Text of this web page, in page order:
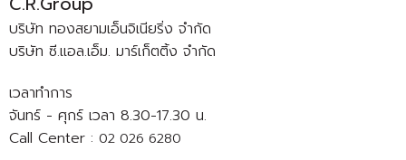
บริษัท ทองสยามเอ็นจิเนียริ่ง จำกัด
บริษัท ซี.แอล.เอ็ม. มาร์เก็ตติ้ง จำกัด
เวลาทำการ
จันทร์ - ศุกร์ เวลา 8.30-17.30 น.
Call Center : 02 026 6280